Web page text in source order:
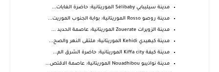
مدينة سيليبابي Sélibaby الموريتانية: حاضرة الغابات...
مدينة روصو Rosso الموريتانية: بوابة الجنوب الموريت...
مدينة الزويرات Zouerate الموريتانية: عاصمة الحديد ...
مدينة كيهيدي Kehidi الموريتانية: ملتقى النهر والصح...
مدينة كيفة Kiffa city الموريتانية: حاضرة الشرق الم...
مدينة نواذيبو Nouadhibou الموريتانية: عاصمة الاقتص...